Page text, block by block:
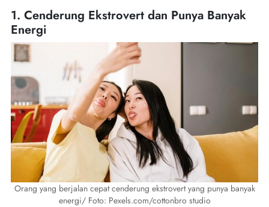
1. Cenderung Ekstrovert dan Punya Banyak
Energi
Orang yang berjalan cepat cenderung ekstrovert yang punya banyak
energi/ Foto: Pexels.com/cottonbro studio